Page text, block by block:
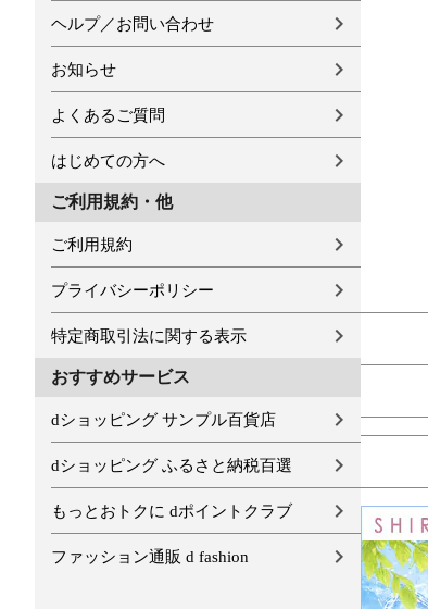
ヘルプ／お問い合わせ
お知らせ
よくあるご質問
はじめての方へ
ご利用規約・他
ご利用規約
プライバシーポリシー
特定商取引法に関する表示
おすすめサービス
dショッピング サンプル百貨店
dショッピング ふるさと納税百選
もっとおトクに dポイントクラブ
ファッション通販 d fashion